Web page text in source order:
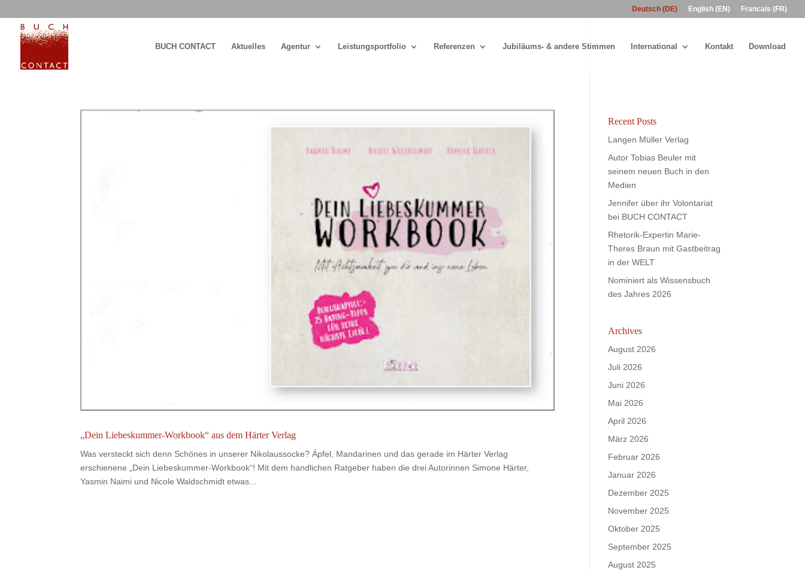
Deutsch (DE) English (EN) Francais (FR)
BUCH CONTACT Aktuelles Agentur Leistungsportfolio Referenzen Jubiläums- & andere Stimmen International Kontakt Download
„Dein Liebeskummer-Workbook“ aus dem Härter Verlag
Was versteckt sich denn Schönes in unserer Nikolaussocke? Äpfel, Mandarinen und das gerade im Härter Verlag
erschienene „Dein Liebeskummer-Workbook“! Mit dem handlichen Ratgeber haben die drei Autorinnen Simone Härter,
Yasmin Naimi und Nicole Waldschmidt etwas...
Recent Posts
Langen Müller Verlag
Autor Tobias Beuler mit
seinem neuen Buch in den
Medien
Jennifer über ihr Volontariat
bei BUCH CONTACT
Rhetorik-Expertin Marie-
Theres Braun mit Gastbeitrag
in der WELT
Nominiert als Wissensbuch
des Jahres 2026
Archives
August 2026
Juli 2026
Juni 2026
Mai 2026
April 2026
März 2026
Februar 2026
Januar 2026
Dezember 2025
November 2025
Oktober 2025
September 2025
August 2025